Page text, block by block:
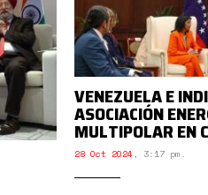
VENEZUELA E
ASOCIACIÓN
MULTIPOLAR EN
28 Oct 2024 , 3:17 pm.